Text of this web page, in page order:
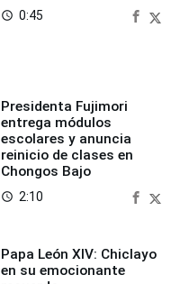
access_time 0:45
Presidenta Fujimori
entrega módulos
escolares y anuncia
reinicio de clases en
Chongos Bajo
access_time 2:10
Papa León XIV: Chiclayo
en su emocionante